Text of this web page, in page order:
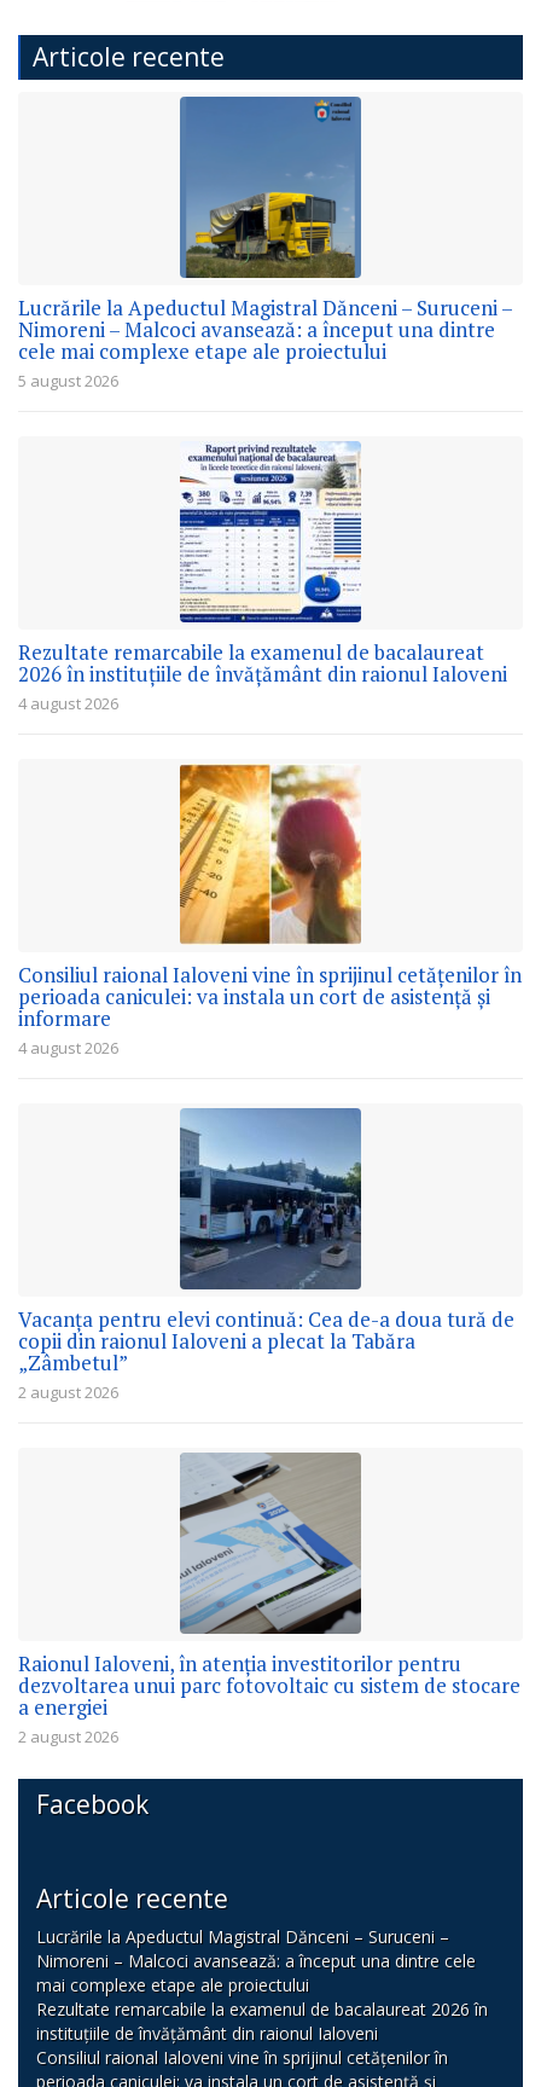
Articole recente
Lucrările la Apeductul Magistral Dănceni – Suruceni –
Nimoreni – Malcoci avansează: a început una dintre
cele mai complexe etape ale proiectului
5 august 2026
Rezultate remarcabile la examenul de bacalaureat
2026 în instituțiile de învățământ din raionul Ialoveni
4 august 2026
Consiliul raional Ialoveni vine în sprijinul cetățenilor în
perioada caniculei: va instala un cort de asistență și
informare
4 august 2026
Vacanța pentru elevi continuă: Cea de-a doua tură de
copii din raionul Ialoveni a plecat la Tabăra
„Zâmbetul”
2 august 2026
Raionul Ialoveni, în atenția investitorilor pentru
dezvoltarea unui parc fotovoltaic cu sistem de stocare
a energiei
2 august 2026
Facebook
Articole recente
Lucrările la Apeductul Magistral Dănceni – Suruceni –
Nimoreni – Malcoci avansează: a început una dintre cele
mai complexe etape ale proiectului
Rezultate remarcabile la examenul de bacalaureat 2026 în
instituțiile de învățământ din raionul Ialoveni
Consiliul raional Ialoveni vine în sprijinul cetățenilor în
perioada caniculei: va instala un cort de asistență și